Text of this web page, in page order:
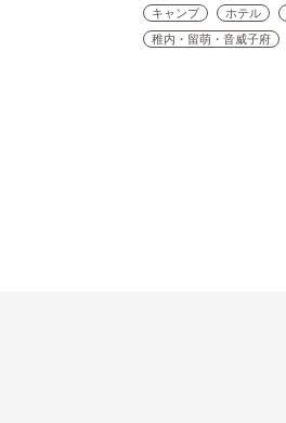
キャンプ ホテル
稚内・留萌・音威子府